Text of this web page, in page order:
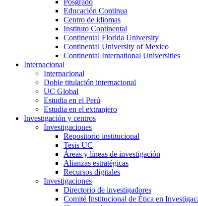
Posgrado
Educación Continua
Centro de idiomas
Instituto Continental
Continental Florida University
Continental University of Mexico
Continental International Universities
Internacional
Internacional
Doble titulación internacional
UC Global
Estudia en el Perú
Estudia en el extranjero
Investigación y centros
Investigaciones
Repositorio institucional
Tesis UC
Áreas y líneas de investigación
Alianzas estratégicas
Recursos digitales
Investigaciones
Directorio de investigadores
Comité Institucional de Ética en